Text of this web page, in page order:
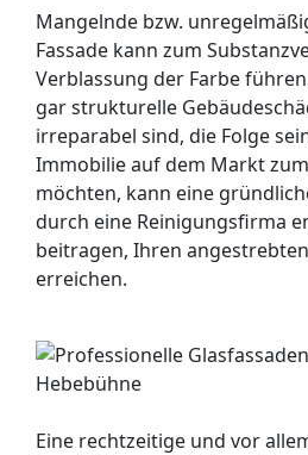
Mangelnde bzw.
Fassade kann zum
Verblassung der Farbe
gar strukturelle
irreparabel sind, die Folge
Immobilie auf dem Markt
möchten, kann eine
durch eine Reinigungsfirma
beitragen, Ihren
erreichen.
Eine rechtzeitige und vor